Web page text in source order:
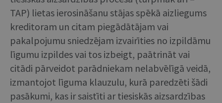
TAP) lietas ierosināšanu stājas spēkā aizliegums
kreditoram un citam piegādātājam vai
pakalpojumu sniedzējam izvairīties no izpildāmu
līgumu izpildes vai tos izbeigt, paātrināt vai
citādi pārveidot parādniekam nelabvēlīgā veidā,
izmantojot līguma klauzulu, kurā paredzēti šādi
pasākumi, kas ir saistīti ar tiesiskās aizsardzības